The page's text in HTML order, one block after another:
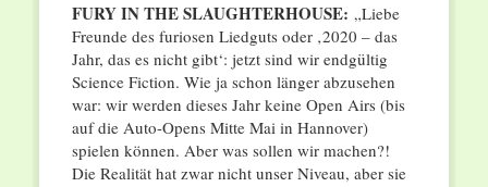
FURY IN THE SLAUGHTERHOUSE: „Liebe
Freunde des furiosen Liedguts oder ‚2020 – das
Jahr, das es nicht gibt‘: jetzt sind wir endgültig
Science Fiction. Wie ja schon länger abzusehen
war: wir werden dieses Jahr keine Open Airs (bis
auf die Auto-Opens Mitte Mai in Hannover)
spielen können. Aber was sollen wir machen?!
Die Realität hat zwar nicht unser Niveau, aber sie